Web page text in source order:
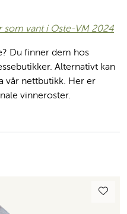
som vant i Oste-VM 2024
Du finner dem hos
Alternativt kan
vår nettbutikk. Her er
vinneroster.